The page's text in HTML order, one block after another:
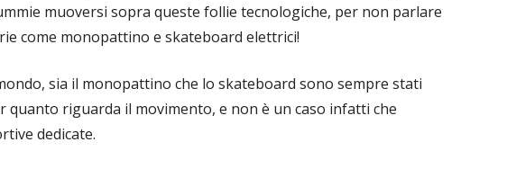
muoversi sopra queste follie tecnologiche, per non parlare
come monopattino e skateboard elettrici!
sia il monopattino che lo skateboard sono sempre stati
quanto riguarda il movimento, e non è un caso infatti che
dedicate.